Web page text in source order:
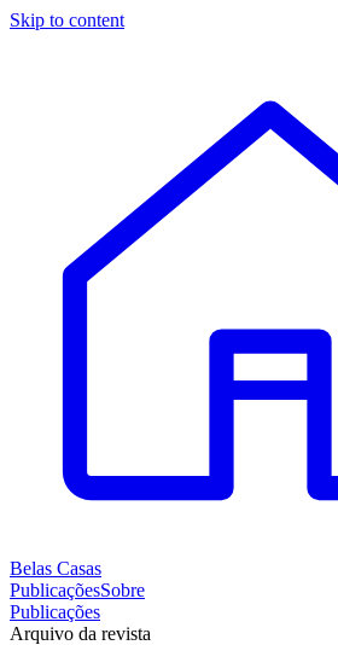
Skip to content
Belas Casas
PublicaçõesSobre
Publicações
Arquivo da revista